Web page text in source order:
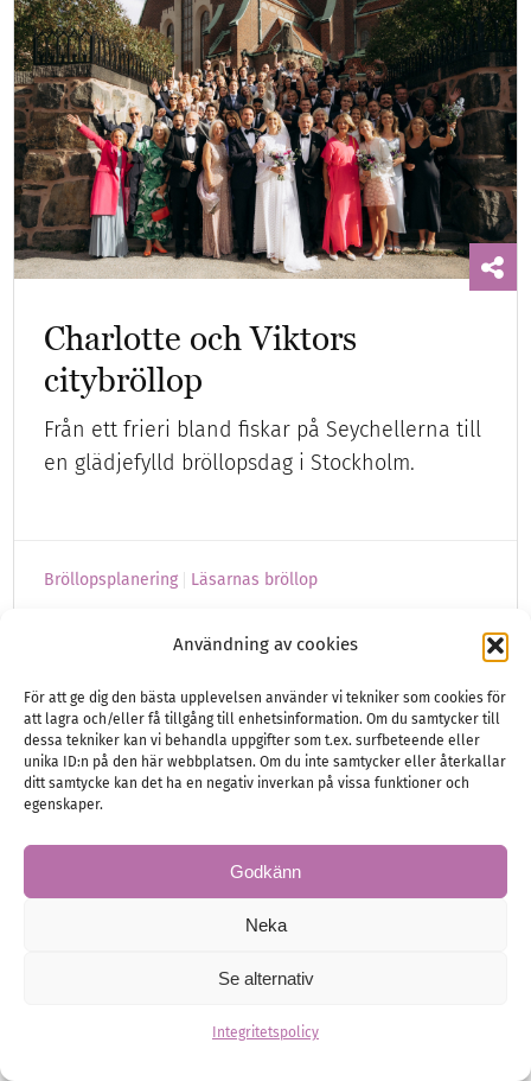
Användning av cookies
För att ge dig den bästa upplevelsen använder vi tekniker som cookies för
att lagra och/eller få tillgång till enhetsinformation. Om du samtycker till
dessa tekniker kan vi behandla uppgifter som t.ex. surfbeteende eller
unika ID:n på den här webbplatsen. Om du inte samtycker eller återkallar
ditt samtycke kan det ha en negativ inverkan på vissa funktioner och
egenskaper.
Godkänn
Neka
Se alternativ
Integritetspolicy
Charlotte och Viktors
citybröllop
Från ett frieri bland fiskar på Seychellerna till
en glädjefylld bröllopsdag i Stockholm.
Bröllopsplanering Läsarnas bröllop
Ett bröllop, två kulturer